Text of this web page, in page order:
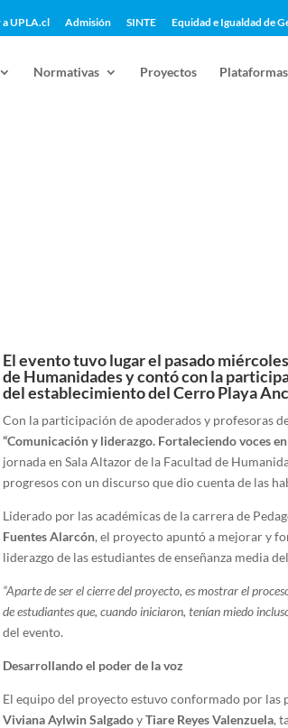
a UPLA.cl Admisión SINTE Equidad e Igualdad de
Normativas Proyectos Plataformas
El evento tuvo lugar el pasado
de Humanidades y contó con la
del establecimiento del Cerro Playa
Con la participación de apoderados y profesoras
“Comunicación y liderazgo. Fortaleciendo voces
jornada en Sala Altazor de la Facultad de
progresos con un discurso que dio cuenta de las
Liderado por las académicas de la carrera de
Fuentes Alarcón, el proyecto apuntó a mejorar y
liderazgo de las estudiantes de enseñanza media
“Aparte de ser el cierre del proyecto, es mostrar el
de estudiantes que, cuando iniciaron, tenían miedo
del evento.
Desarrollando el poder de la voz
El equipo del proyecto estuvo conformado por
Viviana Aylwin SalgadoyTiare Reyes Valenzuela,